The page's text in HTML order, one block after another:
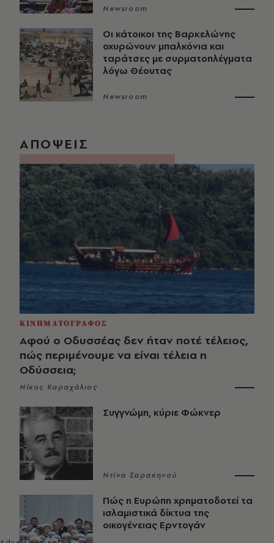
Newsroom
Οι κάτοικοι της Βαρκελώνης
οχυρώνουν μπαλκόνια και
ταράτσες με συρματοπλέγματα
λόγω Θέουτας
Newsroom
ΑΠΟΨΕΙΣ
ΚΙΝΗΜΑΤΟΓΡΑΦΟΣ
Αφού ο Οδυσσέας δεν ήταν ποτέ τέλειος,
πώς περιμένουμε να είναι τέλεια η
Οδύσσεια;
Νίκος Καραχάλιος
Συγγνώμη, κύριε Φώκνερ
Ντίνα Σαρακηνού
Πώς η Ευρώπη χρηματοδοτεί τα
ισλαμιστικά δίκτυα της
οικογένειας Ερντογάν